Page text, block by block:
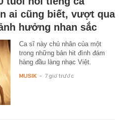
ai cũng biết, vượt qua
hưởng nhan sắc
Ca sĩ này chủ nhân của một
trong những bản hit đình đám
hàng đầu làng nhạc Việt.
MUSIK - 7 giờ trước